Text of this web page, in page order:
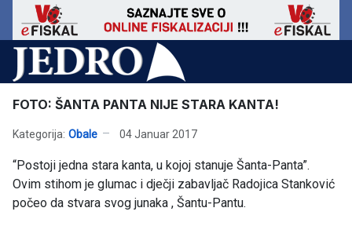
FOTO: ŠANTA PANTA NIJE STARA KANTA!
Kategorija: Obale 04 Januar 2017
“Postoji jedna stara kanta, u kojoj stanuje Šanta-Panta”.
Ovim stihom je glumac i dječji zabavljač Radojica Stanković
počeo da stvara svog junaka , Šantu-Pantu.